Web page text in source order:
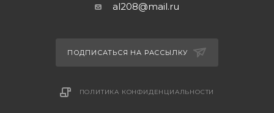
al208@mail.ru
ПОДПИСАТЬСЯ НА РАССЫЛКУ
ПОЛИТИКА КОНФИДЕНЦИАЛЬНОСТИ